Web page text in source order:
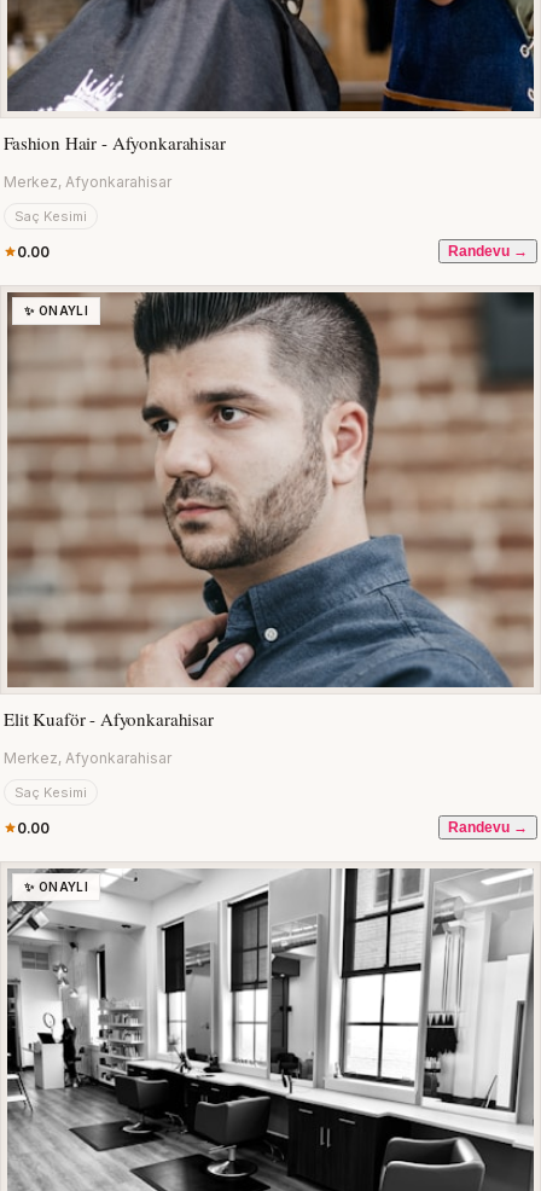
Fashion Hair - Afyonkarahisar
Merkez, Afyonkarahisar
Saç Kesimi
0.00 Randevu →
✨ ONAYLI
Elit Kuaför - Afyonkarahisar
Merkez, Afyonkarahisar
Saç Kesimi
0.00 Randevu →
✨ ONAYLI